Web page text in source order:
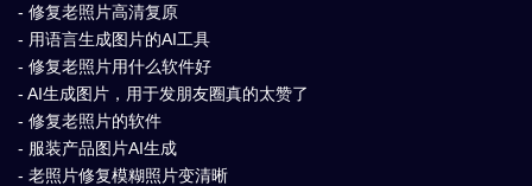
- 修复老照片高清复原
- 用语言生成图片的AI工具
- 修复老照片用什么软件好
- AI生成图片，用于发朋友圈真的太赞了
- 修复老照片的软件
- 服装产品图片AI生成
- 老照片修复模糊照片变清晰